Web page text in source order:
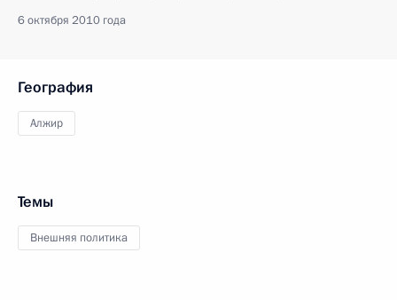
6 октября 2010 года
География
Алжир
Темы
Внешняя политика